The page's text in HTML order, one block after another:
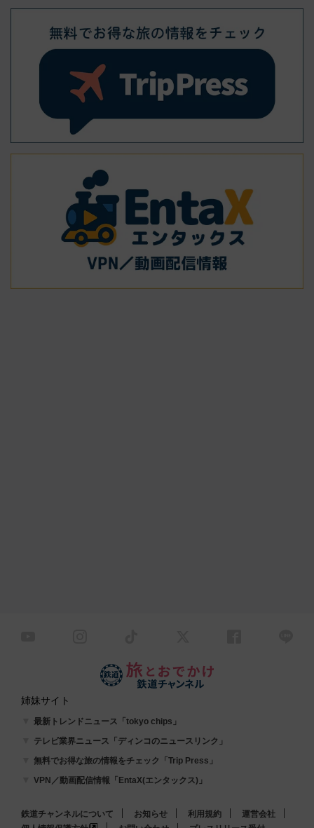
姉妹サイト
最新トレンドニュース「tokyo chips」
テレビ業界ニュース「ディンコのニュースリンク」
無料でお得な旅の情報をチェック「Trip Press」
VPN／動画配信情報「EntaX(エンタックス)」
鉄道チャンネルについて お知らせ 利用規約
運営会社